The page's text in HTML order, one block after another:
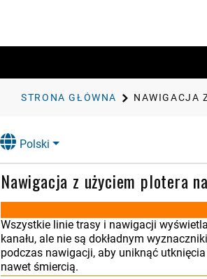
STRONA GŁÓWNA NAWIGACJA
Polski
Nawigacja z użyciem plotera
Wszystkie linie trasy i nawigacji
kanału, ale nie są dokładnym
podczas nawigacji, aby uniknąć
nawet śmiercią.